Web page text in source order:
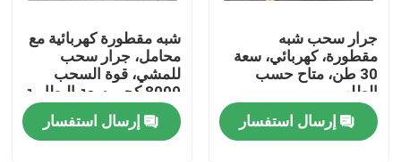
رقابة جودة
اتصل بنا
جرار سحب شبه
مقطورة، كهربائي، سعة
30 طن، متاح حسب
الطلب
إرسال استفسار
شبه مقطورة كهربائية مع
محامل، جرار سحب
للمشي، قوة السحب
8000 كجم، سعة البطارية
24 فولت 320 أمبير
ساعة إرسال استفسار